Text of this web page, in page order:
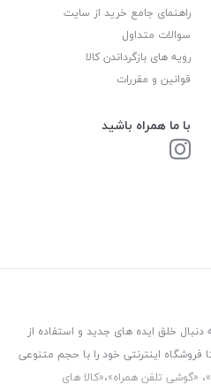
راهنمای جامع خرید از سایت
سوالات متداول
رویه های بازگرداندن کالا
قوانین و مقررات
با ما همراه باشید
دنبال خلق ایده های جدید و استفاده از
فروشگاه اینترنتی خود را با حجم متنوعی
«گوشی تلفن همراه»،«کالا های